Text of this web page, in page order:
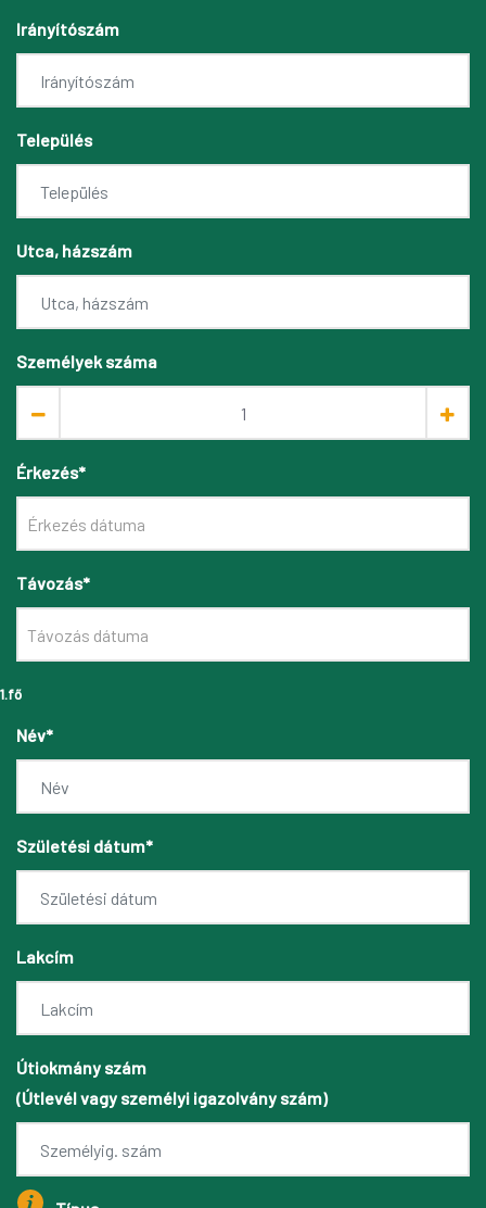
Irányítószám
Település
Utca, házszám
Személyek száma
Érkezés*
Távozás*
1.fő
Név*
Születési dátum*
Lakcím
Útiokmány szám
(Útlevél vagy személyi igazolvány szám)